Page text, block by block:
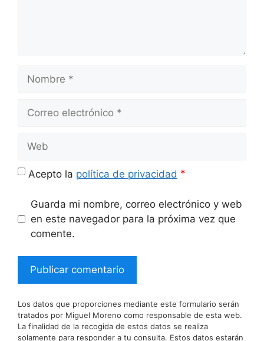
Nombre
Correo
Web
Acepto la política de privacidad *
Guarda mi nombre, correo electrónico y web
en este navegador para la próxima vez que
comente.
Los datos que proporciones mediante este formulario serán
tratados por Miguel Moreno como responsable de esta web.
La finalidad de la recogida de estos datos se realiza
solamente para responder a tu consulta. Estos datos estarán